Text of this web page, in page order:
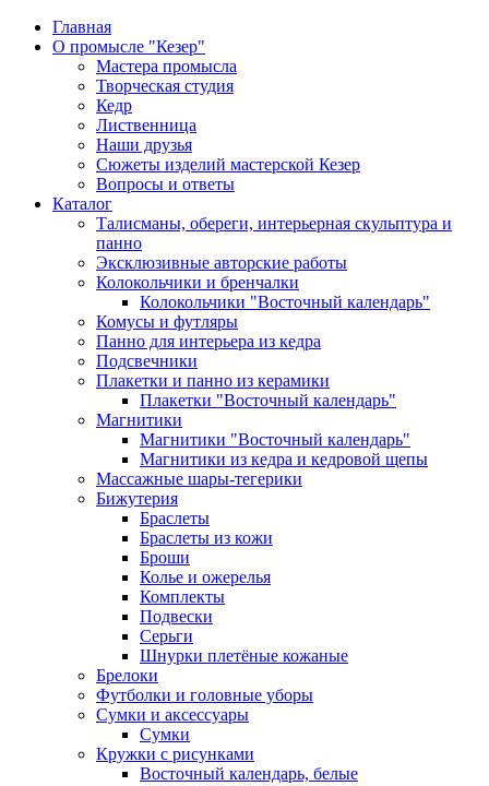
Главная
О промысле "Кезер"
Мастера промысла
Творческая студия
Кедр
Лиственница
Наши друзья
Сюжеты изделий мастерской Кезер
Вопросы и ответы
Каталог
Талисманы, обереги, интерьерная скульптура и
панно
Эксклюзивные авторские работы
Колокольчики и бренчалки
Колокольчики "Восточный календарь"
Комусы и футляры
Панно для интерьера из кедра
Подсвечники
Плакетки и панно из керамики
Плакетки "Восточный календарь"
Магнитики
Магнитики "Восточный календарь"
Магнитики из кедра и кедровой щепы
Массажные шары-тегерики
Бижутерия
Браслеты
Браслеты из кожи
Броши
Колье и ожерелья
Комплекты
Подвески
Серьги
Шнурки плетёные кожаные
Брелоки
Футболки и головные уборы
Сумки и аксессуары
Сумки
Кружки с рисунками
Восточный календарь, белые